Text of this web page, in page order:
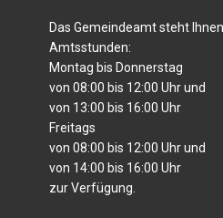
Das Gemeindeamt steht
Amtsstunden:
Montag bis Donnerstag
von 08:00 bis 12:00 Uhr und
von 13:00 bis 16:00 Uhr
Freitags
von 08:00 bis 12:00 Uhr und
von 14:00 bis 16:00 Uhr
zur Verfügung.